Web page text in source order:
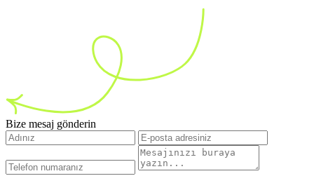
Bize mesaj gönderin